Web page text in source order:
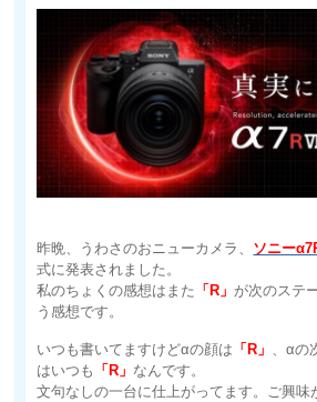
昨晩、うわさのおニューカメラ、 ソニー
式に発表されました。
私のちょくの感想はまた 「R」 が次のステ
う感想です。
いつも書いてますけどαの顔は 「R」 、αの
はいつも 「R」 なんです。
文句なしの一台に仕上がってます。ご興味